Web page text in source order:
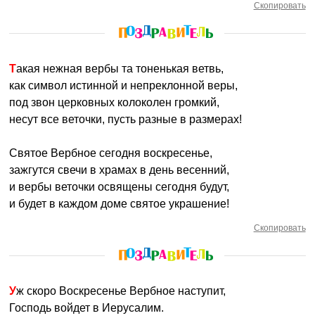
Скопировать
Такая нежная вербы та тоненькая ветвь,
как символ истинной и непреклонной веры,
под звон церковных колоколен громкий,
несут все веточки, пусть разные в размерах!
Святое Вербное сегодня воскресенье,
зажгутся свечи в храмах в день весенний,
и вербы веточки освящены сегодня будут,
и будет в каждом доме святое украшение!
Скопировать
Уж скоро Воскресенье Вербное наступит,
Господь войдет в Иерусалим.